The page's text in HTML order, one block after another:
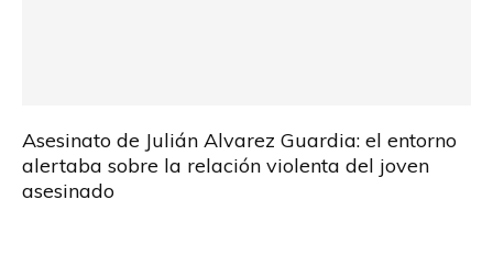
Asesinato de Julián Alvarez Guardia: el entorno
alertaba sobre la relación violenta del joven
asesinado